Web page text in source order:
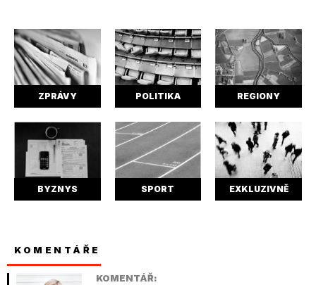
ZPRÁVY POLITIKA REGIONY
BYZNYS SPORT EXKLUZIVNĚ
KOMENTÁŘE
KOMENTÁŘ: